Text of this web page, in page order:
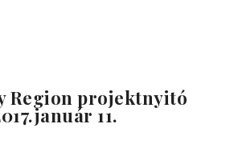
Region projektnyitó
11.